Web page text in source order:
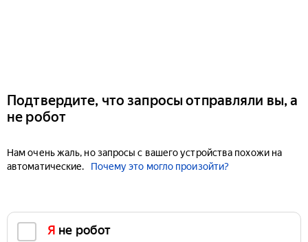
Подтвердите, что запросы отправляли вы, а
не робот
Нам очень жаль, но запросы с вашего устройства похожи на
автоматические.
Почему это могло произойти?
Я не робот